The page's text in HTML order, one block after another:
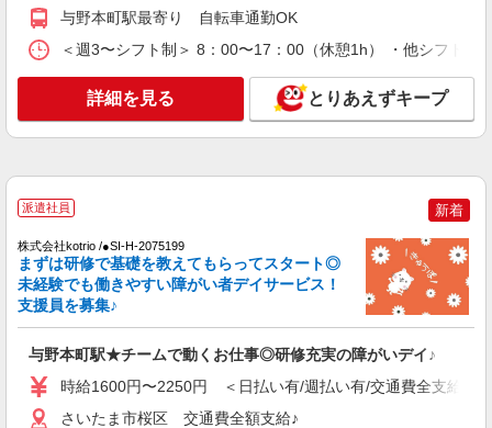
職業紹介
株式会社kotrio /●SW-S-2007421
西浦和｜未経験OK！就労支援のパートスタ
ッフ募集＊週3〜OK♪
時給1500円〜 ※給与は資格・経験を考慮
◆交通費orガソリン代全額支給
派遣社員
株式会社kotrio /●SI-H-2075199
NEW
与野本町駅★チームで動くお仕事◎研修充実
時給1600円〜2250円 ＜日払い有/週払い有/交
通費全支給(ガソリン代含む)＞
さいたま市桜区 交通費全額支給♪
与野本町駅最寄り 自転車通勤OK
＜週3〜シフト制＞ 8：00〜17：00（休憩1h） ・他シフト相
詳細を見る とりあえずキープ
派遣社員 新着
株式会社kotrio /●SI-H-2075199
まずは研修で基礎を教えてもらってスタート◎
未経験でも働きやすい障がい者デイサービス！
支援員を募集♪
与野本町駅★チームで動くお仕事◎研修充実の障がいデイ♪
時給1600円〜2250円 ＜日払い有/週払い有/交通費全支給(ガ
さいたま市桜区 交通費全額支給♪